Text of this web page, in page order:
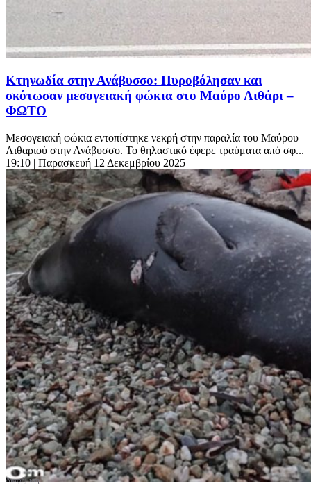
Κτηνωδία στην Ανάβυσσο: Πυροβόλησαν και
σκότωσαν μεσογειακή φώκια στο Μαύρο Λιθάρι –
ΦΩΤΟ
Μεσογειακή φώκια εντοπίστηκε νεκρή στην παραλία του Μαύρου
Λιθαριού στην Ανάβυσσο. Το θηλαστικό έφερε τραύματα από σφ...
19:10 | Παρασκευή 12 Δεκεμβρίου 2025